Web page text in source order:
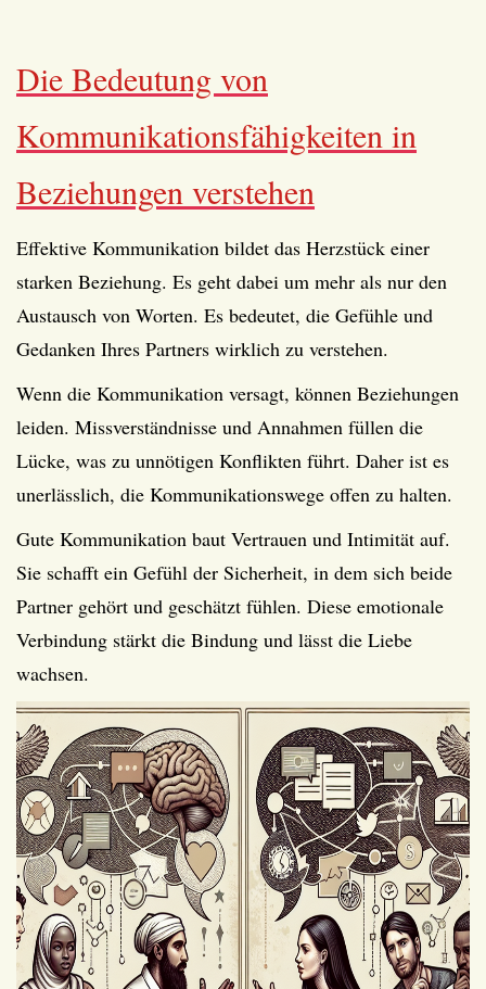
Die Bedeutung von
Kommunikationsfähigkeiten in
Beziehungen verstehen
Effektive Kommunikation bildet das Herzstück einer
starken Beziehung. Es geht dabei um mehr als nur den
Austausch von Worten. Es bedeutet, die Gefühle und
Gedanken Ihres Partners wirklich zu verstehen.
Wenn die Kommunikation versagt, können Beziehungen
leiden. Missverständnisse und Annahmen füllen die
Lücke, was zu unnötigen Konflikten führt. Daher ist es
unerlässlich, die Kommunikationswege offen zu halten.
Gute Kommunikation baut Vertrauen und Intimität auf.
Sie schafft ein Gefühl der Sicherheit, in dem sich beide
Partner gehört und geschätzt fühlen. Diese emotionale
Verbindung stärkt die Bindung und lässt die Liebe
wachsen.